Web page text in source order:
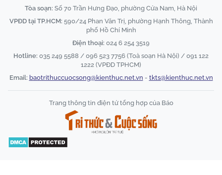
Tòa soạn: Số 70 Trần Hưng Đạo, phường Cửa Nam, Hà Nội
VPĐD tại TP.HCM: 590/24 Phan Văn Trị, phường Hạnh Thông, Thành
phố Hồ Chí Minh
Điện thoại: 024 6 254 3519
Hotline: 035 249 5588 / 096 523 7756 (Toà soạn Hà Nội) / 091 122
1222 (VPĐD TPHCM)
Email: baotrithuccuocsong@kienthuc.net.vn - tkts@kienthuc.net.vn
Trang thông tin điện tử tổng hợp của Báo